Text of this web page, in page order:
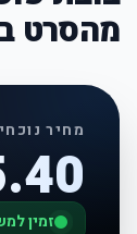
מהסרט
מחיר נוכחי
זמין